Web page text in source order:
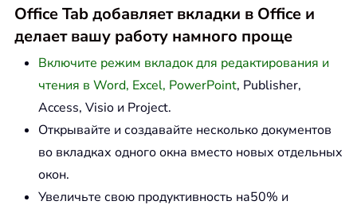
Office Tab добавляет вкладки в Office и
делает вашу работу намного проще
Включите режим вкладок для редактирования и
чтения в Word, Excel, PowerPoint, Publisher,
Access, Visio и Project.
Открывайте и создавайте несколько документов
во вкладках одного окна вместо новых отдельных
окон.
Увеличьте свою продуктивность на50% и